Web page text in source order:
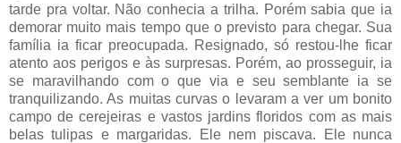
tarde pra voltar. Não conhecia a trilha. Porém sabia que ia
demorar muito mais tempo que o previsto para chegar. Sua
família ia ficar preocupada. Resignado, só restou-lhe ficar
atento aos perigos e às surpresas. Porém, ao prosseguir, ia
se maravilhando com o que via e seu semblante ia se
tranquilizando. As muitas curvas o levaram a ver um bonito
campo de cerejeiras e vastos jardins floridos com as mais
belas tulipas e margaridas. Ele nem piscava. Ele nunca